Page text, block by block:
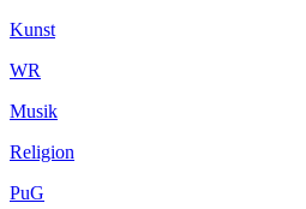
Kunst
WR
Musik
Religion
PuG